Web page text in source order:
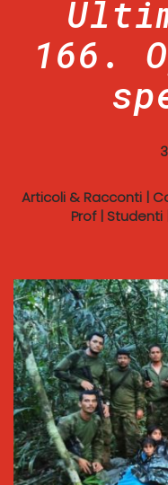
166.
Articoli & Racconti|
Prof| Studenti